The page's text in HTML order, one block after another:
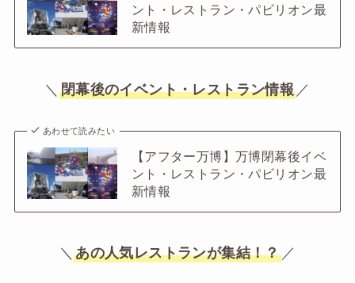
ント・レストラン・パビリオン最
新情報
＼ 閉幕後のイベント・レストラン情報 ／
あわせて読みたい
【アフター万博】万博閉幕後イベ
ント・レストラン・パビリオン最
新情報
＼あの人気レストランが集結！？／